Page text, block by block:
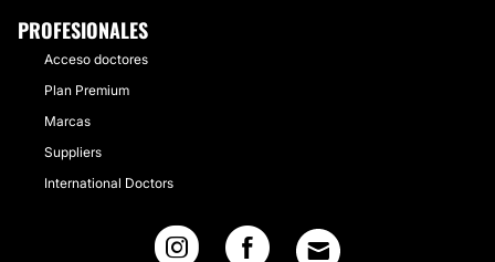
PROFESIONALES
Acceso doctores
Plan Premium
Marcas
Suppliers
International Doctors